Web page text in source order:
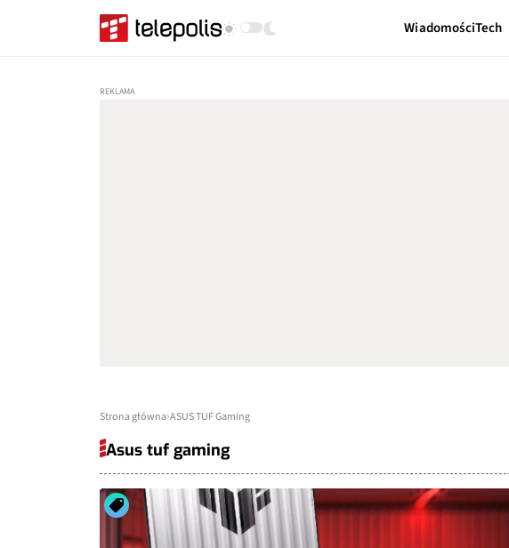
WiadomościTech
Strona główna ASUS TUF Gaming
Asus tuf gaming